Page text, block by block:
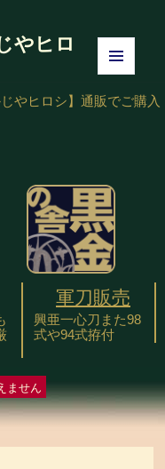
やヒロ
ーとウ
やヒロシ】 通販でご購入
軍刀販売
興亜一心刀また98
式や94式拵付
ません